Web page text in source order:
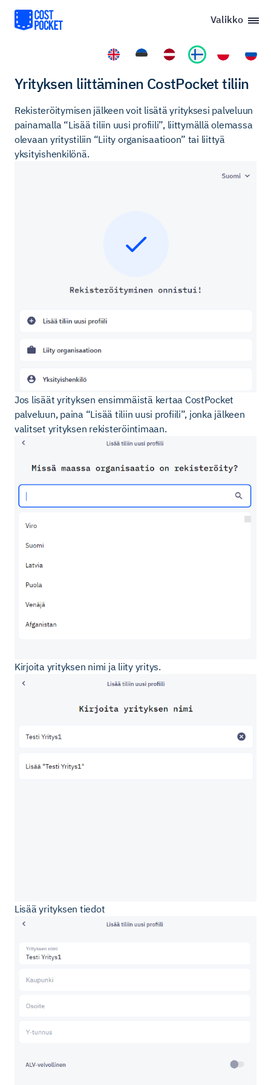
Valikko
Yrityksen liittäminen CostPocket tiliin
Rekisteröitymisen jälkeen voit lisätä yrityksesi palveluun
painamalla “Lisää tiliin uusi profiili”, liittymällä olemassa
olevaan yritystiliin “Liity organisaatioon” tai liittyä
yksityishenkilönä.
Jos lisäät yrityksen ensimmäistä kertaa CostPocket
palveluun, paina “Lisää tiliin uusi profiili”, jonka jälkeen
valitset yrityksen rekisteröintimaan.
Kirjoita yrityksen nimi ja liity yritys.
Lisää yrityksen tiedot